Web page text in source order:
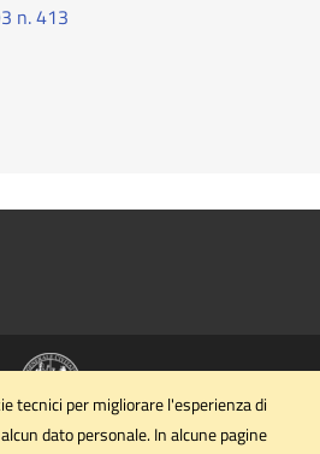
n. 413
Didattico di Terni
tecnici per migliorare l'esperienza di
dato personale. In alcune pagine